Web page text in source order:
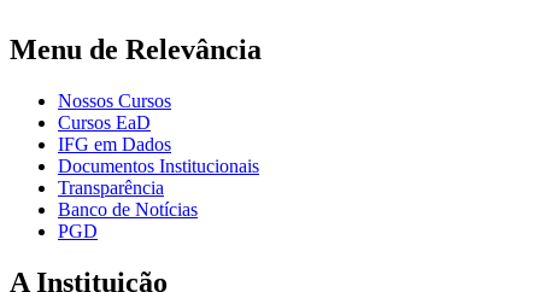
Menu de Relevância
Nossos Cursos
Cursos EaD
IFG em Dados
Documentos Institucionais
Transparência
Banco de Notícias
PGD
A Instituição